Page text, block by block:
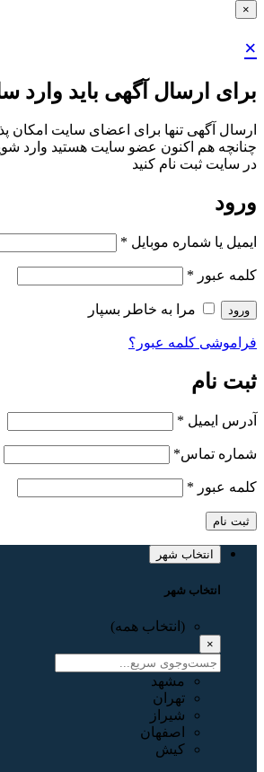
×
×
برای ارسال آگهی باید وارد
ارسال آگهی تنها برای اعضای سایت امکان
چنانچه هم‌ اکنون عضو سایت هستید وارد
در سایت ثبت نام کنید
ورود
ایمیل یا شماره موبایل *
کلمه عبور *
ورود مرا به خاطر بسپار
فراموشی کلمه عبور؟
ثبت نام
آدرس ایمیل *
شماره تماس*
کلمه عبور *
ثبت نام
انتخاب شهر
انتخاب شهر
(انتخاب همه)
×
مشهد
تهران
شیراز
اصفهان
کیش